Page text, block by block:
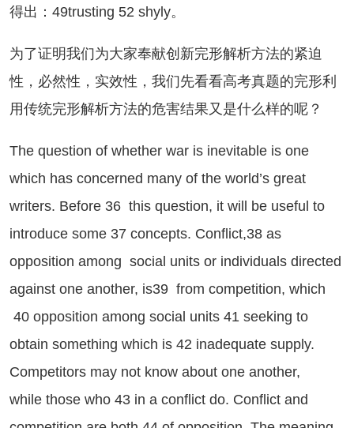
得出：49trusting 52 shyly。
证明我们为大家奉献创新完形解析方法的紧迫
性，必然性，实效性，我们先看看高考真题的完形利
用传统完形解析方法的危害结果又是什么样的呢？
question of whether war is inevitable is one
which has concerned many of the world’s great
writers. Before 36 this question, it will be useful to
introduce some 37 concepts. Conflict,38 as
opposition among social units or individuals directed
against one another, is39 from competition, which
40 opposition among social units 41 seeking to
obtain something which is 42 inadequate supply.
Competitors may not know about one another,
while those who 43 in a conflict do. Conflict and